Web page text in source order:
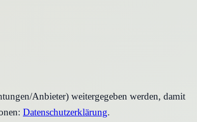
Anbieter) weitergegeben werden, damit
Datenschutzerklärung.